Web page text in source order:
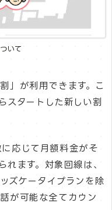
いて
」が利用できます。こ
スタートした新しい割
応じて月額料金がそ
ます。対象回線は、
ズケータイプランを除
が可能な全てカウン